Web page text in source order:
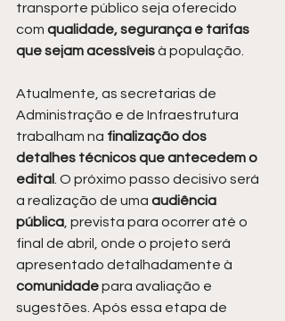
transporte público seja oferecido
com qualidade, segurança e tarifas
que sejam acessíveis à população.
Atualmente, as secretarias de
Administração e de Infraestrutura
trabalham na finalização dos
detalhes técnicos que antecedem o
edital. O próximo passo decisivo será
a realização de uma audiência
pública, prevista para ocorrer até o
final de abril, onde o projeto será
apresentado detalhadamente à
comunidade para avaliação e
sugestões. Após essa etapa de